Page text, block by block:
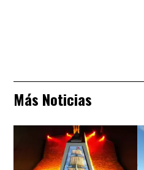
Más Noticias